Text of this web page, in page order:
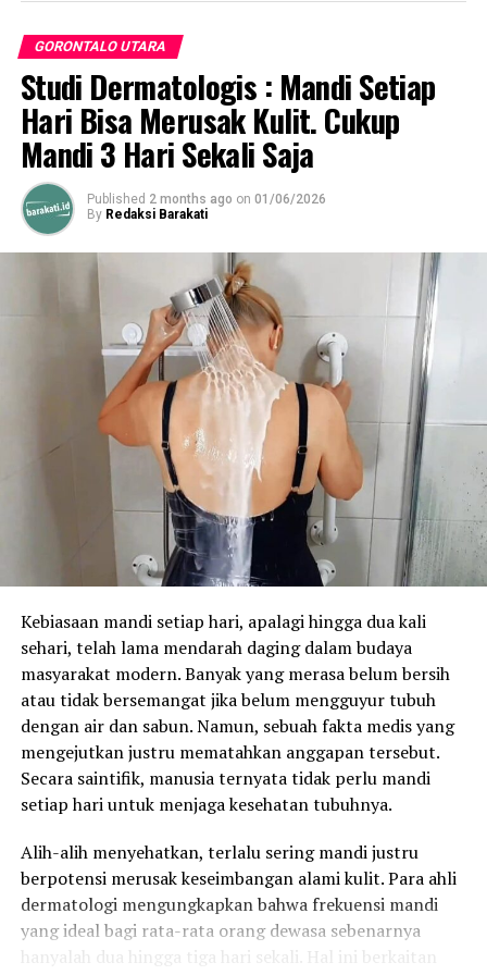
GORONTALO UTARA
Studi Dermatologis : Mandi Setiap
Hari Bisa Merusak Kulit. Cukup
Mandi 3 Hari Sekali Saja
Published 2 months ago on 01/06/2026
By Redaksi Barakati
Kebiasaan mandi setiap hari, apalagi hingga dua kali
sehari, telah lama mendarah daging dalam budaya
masyarakat modern. Banyak yang merasa belum bersih
atau tidak bersemangat jika belum mengguyur tubuh
dengan air dan sabun. Namun, sebuah fakta medis yang
mengejutkan justru mematahkan anggapan tersebut.
Secara saintifik, manusia ternyata tidak perlu mandi
setiap hari untuk menjaga kesehatan tubuhnya.
Alih-alih menyehatkan, terlalu sering mandi justru
berpotensi merusak keseimbangan alami kulit. Para ahli
dermatologi mengungkapkan bahwa frekuensi mandi
yang ideal bagi rata-rata orang dewasa sebenarnya
hanyalah dua hingga tiga hari sekali. Hal ini berkaitan